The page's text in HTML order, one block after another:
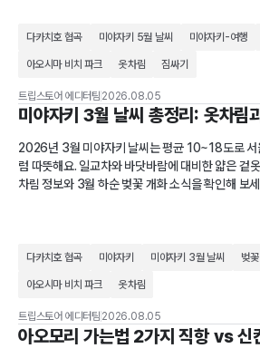
다카치호 협곡 미야자키 5월 날씨 미야자키-여행
아오시마 비치 파크 옷차림 짐싸기
트립스토어 에디터팀 2026.08.05
미야자키 3월 날씨 총정리: 옷차림
2026년 3월 미야자키 날씨는 평균 10~18도로 서
럼 따뜻해요. 일교차와 바닷바람에 대비한 얇은 겉
차림 정보와 3월 하순 벚꽃 개화 소식을 확인해 보
다카치호 협곡 미야자키 미야자키 3월 날씨 벚꽃
아오시마 비치 파크 옷차림
트립스토어 에디터팀 2026.08.05
아오모리 가는법 2가지 직항 vs 신